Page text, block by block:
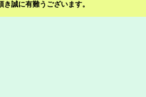
誠に有難うございます。